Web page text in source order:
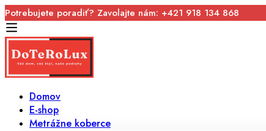
Potrebujete poradiť? Zavolajte nám: +421 918 134 868
Domov
E-shop
Metrážne koberce